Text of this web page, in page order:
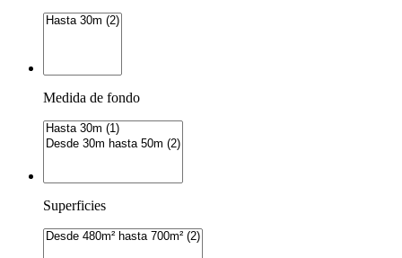
Medida de fondo
Superficies